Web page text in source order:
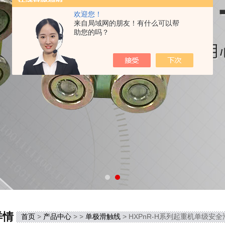
欢迎您！
来自局域网的朋友！有什么可以帮
助您的吗？
情 首页>产品中心> >单极滑触线> HXPnR-H系列起重机单级安全